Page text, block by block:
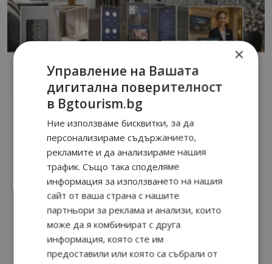
×
Управление на Вашата
дигитална поверителност
в Bgtourism.bg
Ние използваме бисквитки, за да
персонализираме съдържанието,
рекламите и да анализираме нашия
трафик. Също така споделяме
информация за използването на нашия
сайт от ваша страна с нашите
партньори за реклама и анализи, които
може да я комбинират с друга
информация, която сте им
предоставили или която са събрали от